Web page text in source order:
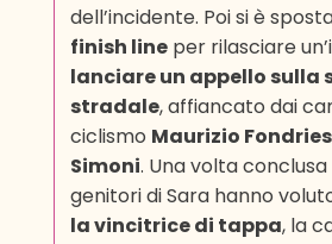
dell’incidente. Poi si è
finish line per rilasciare
lanciare un appello sulla
stradale, affiancato dai
ciclismo Maurizio
Simoni. Una volta conclusa
genitori di Sara hanno
la vincitrice di tappa, la